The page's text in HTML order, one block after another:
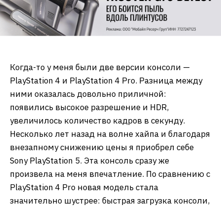
Когда-то у меня были две версии консоли —
PlayStation 4 и PlayStation 4 Pro. Разница между
ними оказалась довольно приличной:
появились высокое разрешение и HDR,
увеличилось количество кадров в секунду.
Несколько лет назад на волне хайпа и благодаря
внезапному снижению цены я приобрел себе
Sony PlayStation 5. Эта консоль сразу же
произвела на меня впечатление. По сравнению с
PlayStation 4 Pro новая модель стала
значительно шустрее: быстрая загрузка консоли,